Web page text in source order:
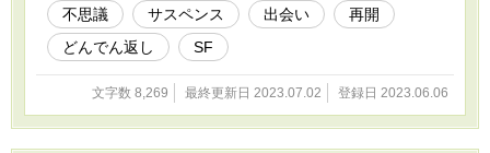
不思議
サスペンス 出会い
再開
どんでん返し
SF
文字数 8,269 最終更新日 2023.07.02 登録日 2023.06.06